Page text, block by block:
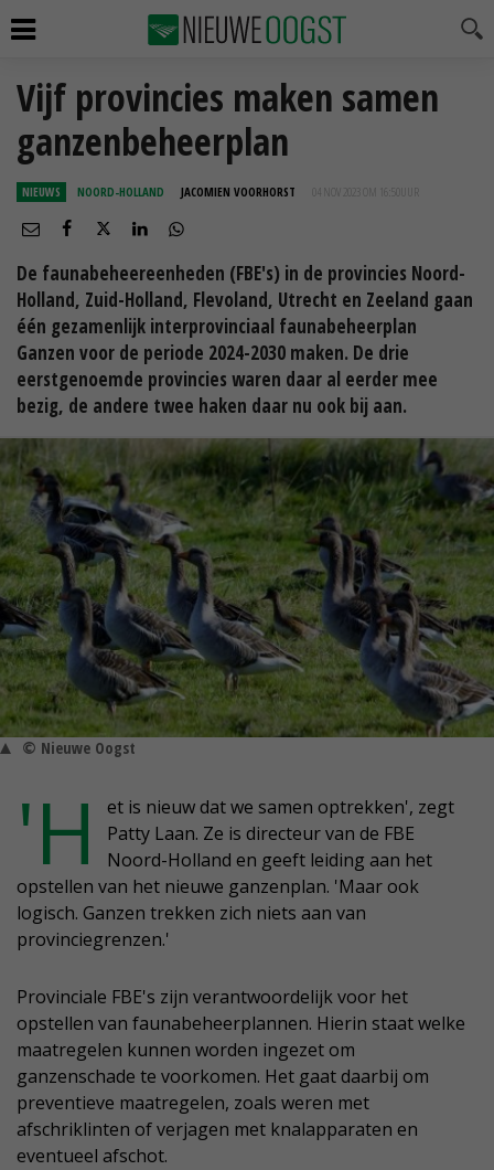
Vijf provincies maken samen
ganzenbeheerplan
NIEUWS NOORD-HOLLAND JACOMIEN VOORHORST 04 NOV 2023 OM 16:50
De faunabeheereenheden (FBE's) in de provincies Noord-
Holland, Zuid-Holland, Flevoland, Utrecht en Zeeland gaan
één gezamenlijk interprovinciaal faunabeheerplan
Ganzen voor de periode 2024-2030 maken. De drie
eerstgenoemde provincies waren daar al eerder mee
bezig, de andere twee haken daar nu ook bij aan.
© Nieuwe Oogst
'H
et is nieuw dat we samen optrekken', zegt
Patty Laan. Ze is directeur van de FBE
Noord-Holland en geeft leiding aan het
opstellen van het nieuwe ganzenplan. 'Maar ook
logisch. Ganzen trekken zich niets aan van
provinciegrenzen.'
Provinciale FBE's zijn verantwoordelijk voor het
opstellen van faunabeheerplannen. Hierin staat welke
maatregelen kunnen worden ingezet om
ganzenschade te voorkomen. Het gaat daarbij om
preventieve maatregelen, zoals weren met
afschriklinten of verjagen met knalapparaten en
eventueel afschot.